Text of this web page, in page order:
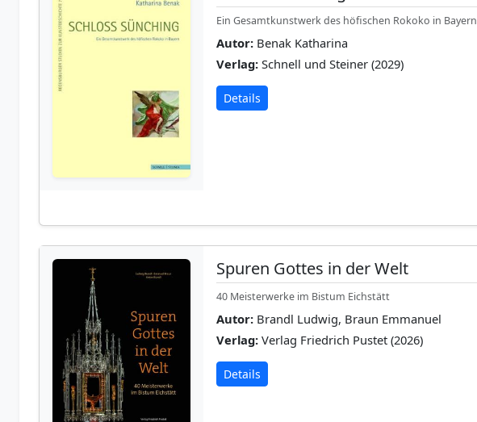
Ein Gesamtkunstwerk des höfischen Rokoko in Bayern
Autor: Benak Katharina
Verlag: Schnell und Steiner (2029)
Details
Spuren Gottes in der Welt
40 Meisterwerke im Bistum Eichstätt
Autor: Brandl Ludwig, Braun Emmanuel
Verlag: Verlag Friedrich Pustet (2026)
Details